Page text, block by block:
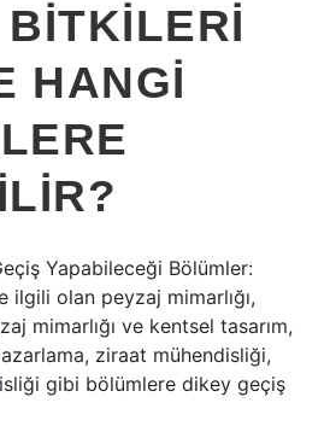
HANGI
Yapabileceği Bölümler:
ilgili olan peyzaj mimarlığı,
mimarlığı ve kentsel tasarım,
ziraat mühendisliği,
gibi bölümlere dikey geçiş